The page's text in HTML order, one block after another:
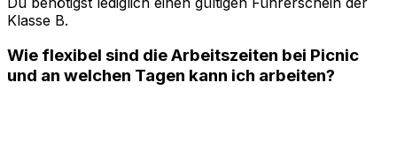
Klasse B.
Wie flexibel sind die Arbeitszeiten bei Picnic
und an welchen Tagen kann ich arbeiten?